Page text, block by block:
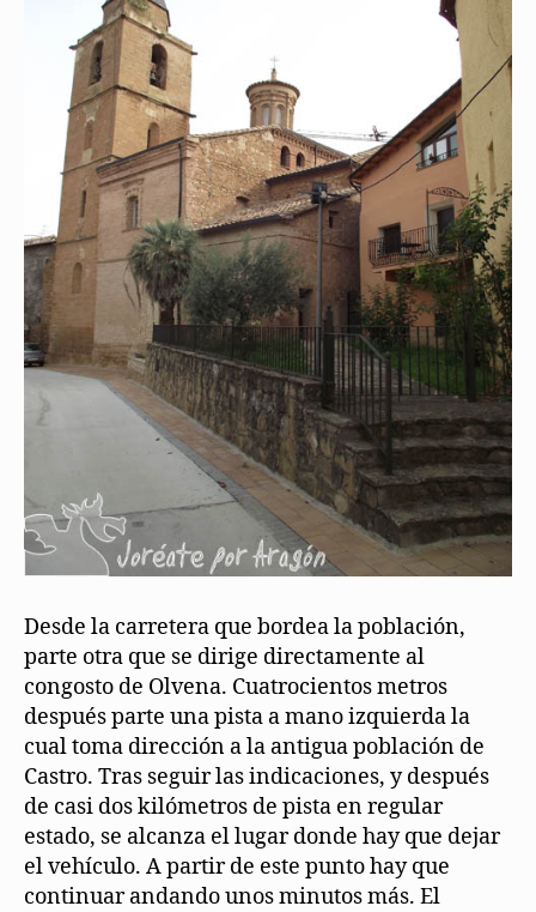
Desde la carretera que bordea la población,
parte otra que se dirige directamente al
congosto de Olvena. Cuatrocientos metros
después parte una pista a mano izquierda la
cual toma dirección a la antigua población de
Castro. Tras seguir las indicaciones, y después
de casi dos kilómetros de pista en regular
estado, se alcanza el lugar donde hay que dejar
el vehículo. A partir de este punto hay que
continuar andando unos minutos más. El